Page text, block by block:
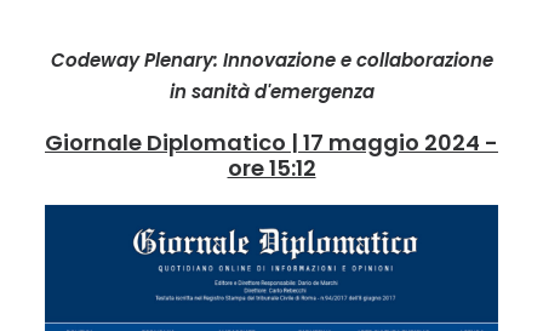
Codeway Plenary: Innovazione e collaborazione
in sanità d'emergenza
Giornale Diplomatico | 17 maggio 2024 -
ore 15:12